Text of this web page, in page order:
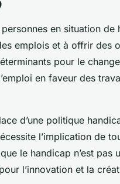
en situation de
emplois et à offrir des
pour le
en faveur des
d’une politique
l’implication de
le handicap n’est pas
l’innovation et la